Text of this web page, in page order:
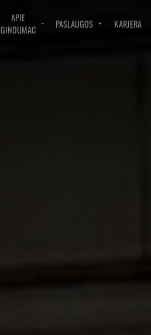
APIE
GINDUMAC
PASLAUGOS KARJERA